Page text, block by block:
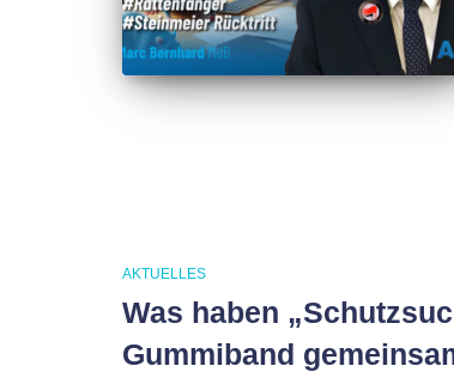
AKTUELLES
Was haben
Gummiband